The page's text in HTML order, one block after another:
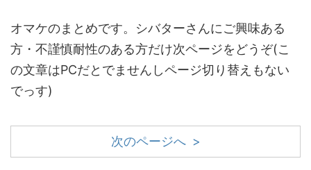
オマケのまとめです。シバターさんにご興味ある
方・不謹慎耐性のある方だけ次ページをどうぞ(こ
の文章はPCだとでませんしページ切り替えもない
でっす)
次のページへ >